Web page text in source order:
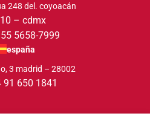
248 del. coyoacán
– cdmx
5658-7999
españa
3 madrid – 28002
91 650 1841